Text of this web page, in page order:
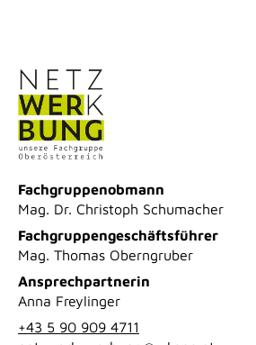
Fachgruppenobmann
Mag. Dr. Christoph Schumacher
Fachgruppengeschäftsführer
Mag. Thomas Oberngruber
Ansprechpartnerin
Anna Freylinger
+43 5 90 909 4711